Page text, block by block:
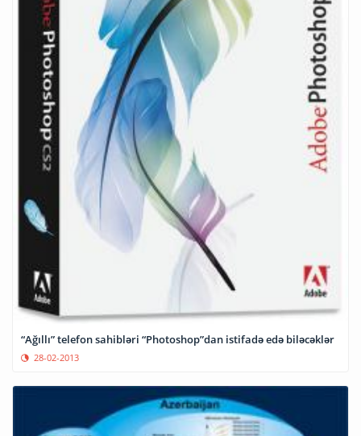
“Ağıllı” telefon sahibləri “Photoshop”dan istifadə edə biləcəklər
28-02-2013